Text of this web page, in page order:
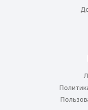
или ближайшем
До адреса
Подходит, если
оборудование